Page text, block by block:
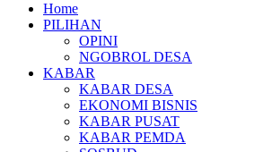
Home
PILIHAN
OPINI
NGOBROL DESA
KABAR
KABAR DESA
EKONOMI BISNIS
KABAR PUSAT
KABAR PEMDA